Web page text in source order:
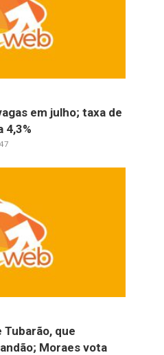
em julho; taxa de
4,3%
Tubarão, que
Moraes vota